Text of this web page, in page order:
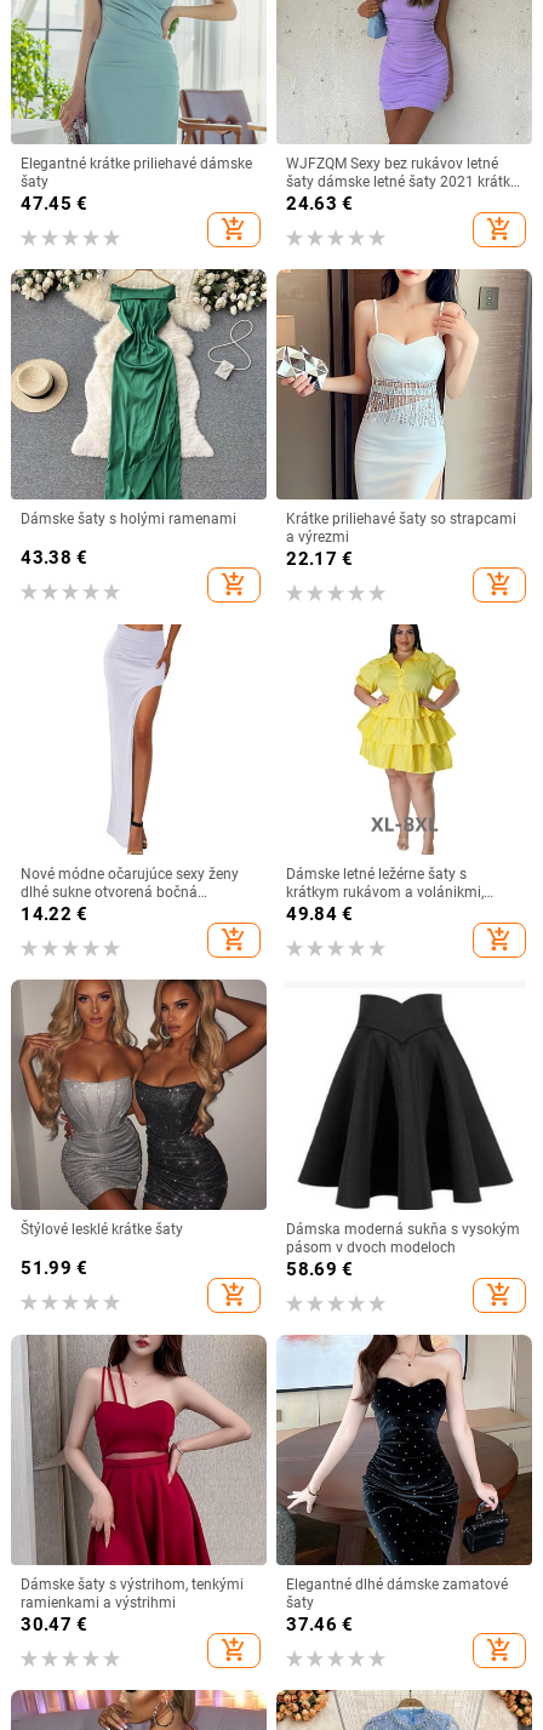
Elegantné krátke priliehavé dámske
šaty
47.45 €
add_shopping_cart
WJFZQM Sexy bez rukávov letné
šaty dámske letné šaty 2021 krátke
spoločenské mini priliehavé šaty
klub biele čierne šaty pre ženy
24.63 €
add_shopping_cart
Dámske šaty s holými ramenami
43.38 €
add_shopping_cart
Krátke priliehavé šaty so strapcami
a výrezmi
22.17 €
add_shopping_cart
Nové módne očarujúce sexy ženy
dlhé sukne otvorená bočná
rozdelená sukňa dlhá vysoký pás s
vysokým rozparkom maxi sukňa
čierna
14.22 €
add_shopping_cart
Dámske letné ležérne šaty s
krátkym rukávom a volánikmi,
voľné, plus veľkosť 3xl, 4xl, 5xl, 6xl
49.84€
add_shopping_cart
Štýlové lesklé krátke šaty
51.99 €
add_shopping_cart
Dámska moderná sukňa s vysokým
pásom v dvoch modeloch
58.69 €
add_shopping_cart
Dámske šaty s výstrihom, tenkými
ramienkami a výstrihmi
30.47 €
add_shopping_cart
Elegantné dlhé dámske zamatové
šaty
37.46 €
add_shopping_cart